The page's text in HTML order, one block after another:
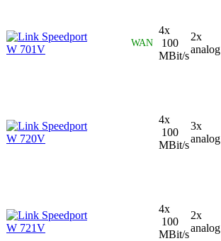
Speedport
W 701V
WAN
4x
100
MBit/s
2x
analog
Speedport
W 720V
4x
100
MBit/s
3x
analog
Speedport
W 721V
4x
100
MBit/s
2x
analog